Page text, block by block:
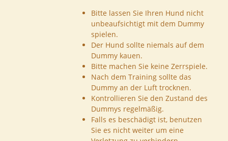
Bitte lassen Sie Ihren Hund nicht
unbeaufsichtigt mit dem Dummy
spielen.
Der Hund sollte niemals auf dem
Dummy kauen.
Bitte machen Sie keine Zerrspiele.
Nach dem Training sollte das
Dummy an der Luft trocknen.
Kontrollieren Sie den Zustand des
Dummys regelmäßig.
Falls es beschädigt ist, benutzen
Sie es nicht weiter um eine